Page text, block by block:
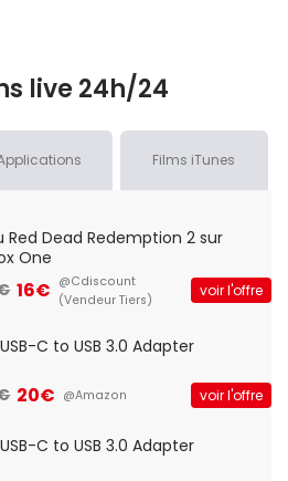
live 24h/24
Films iTunes
Red Dead Redemption 2 sur
One
16€ @Cdiscount
(Vendeur Tiers)
voir l'offre
C to USB 3.0 Adapter
20€ @Amazon voir l'offre
C to USB 3.0 Adapter